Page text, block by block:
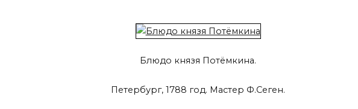
Блюдо князя Потёмкина.
Петербург, 1788 год. Мастер Ф.Сеген.